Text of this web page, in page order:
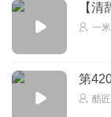
【
一
第
酷